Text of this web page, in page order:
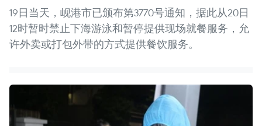
19日当天，岘港市已颁布第3770号通知，据此从20日
12时暂时禁止下海游泳和暂停提供现场就餐服务，允
许外卖或打包外带的方式提供餐饮服务。